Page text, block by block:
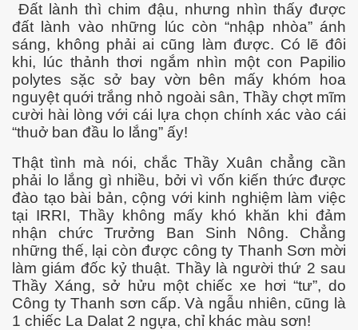
Đất lành thì chim đậu, nhưng nhìn thấy được
đất lành vào những lúc còn “nhập nhòa” ánh
sáng, không phải ai cũng làm được. Có lẽ đôi
khi, lúc thảnh thơi ngắm nhìn một con Papilio
polytes sặc sở bay vờn bên mấy khóm hoa
nguyệt quới trắng nhỏ ngoài sân, Thầy chợt mĩm
cười hài lòng với cái lựa chọn chính xác vào cái
“thuở ban đầu lo lắng” ấy!
Thật tình mà nói, chắc Thầy Xuân chẳng cần
phải lo lắng gì nhiều, bởi vì vốn kiến thức được
đào tạo bài bản, cộng với kinh nghiệm làm việc
tại IRRI, Thầy không mấy khó khăn khi đảm
nhận chức Trưởng Ban Sinh Nông. Chẳng
những thế, lại còn được công ty Thanh Sơn mời
làm giám đốc kỷ thuật. Thầy là người thứ 2 sau
Thầy Xáng, sở hửu một chiếc xe hơi “tư”, do
Công ty Thanh sơn cấp. Và ngẫu nhiên, cũng là
1 chiếc La Dalat 2 ngựa, chỉ khác màu sơn!